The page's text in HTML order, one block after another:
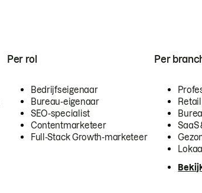
Per rol
Bedrijfseigenaar
Bureau-eigenaar
SEO-specialist
Contentmarketeer
Full-Stack Growth-marketeer
Per
SaaS